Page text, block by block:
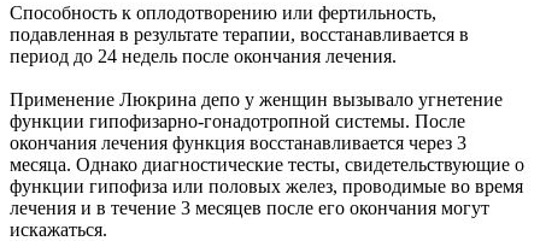
Способность к оплодотворению или фертильность,
подавленная в результате терапии, восстанавливается в
период до 24 недель после окончания лечения.
Применение Люкрина депо у женщин вызывало угнетение
функции гипофизарно-гонадотропной системы. После
окончания лечения функция восстанавливается через 3
месяца. Однако диагностические тесты, свидетельствующие о
функции гипофиза или половых желез, проводимые во время
лечения и в течение 3 месяцев после его окончания могут
искажаться.